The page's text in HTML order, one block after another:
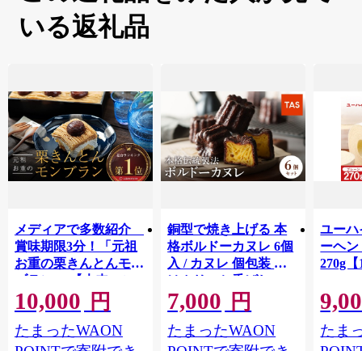
いる返礼品
メディアで多数紹介
賞味期限3分！「元祖
お重の栗きんとんモン
ブラン」 【未来のご
褒美】スイーツ 栗 モ
ンブラン くりきんと
ん デザート ご褒美 お
10,000 円
たまったWAON
銅型で焼き上げる 本
格ボルドーカヌレ 6個
入 / カヌレ 個包装 外
はカリッと香ばしい
中はもっちり ラム酒
バニラ お取り寄せ ス
イーツ 焼き菓子 詰め
7,000 円
たまったWAON
ユーハ
ーヘ
270g【
たま